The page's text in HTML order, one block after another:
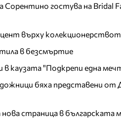
гостува на Bridal
върху
в безсмъртие
в каузата "Подкрепи една
бяха представени от
страница в българската